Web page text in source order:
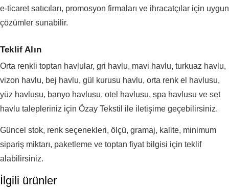
e-ticaret satıcıları, promosyon firmaları ve ihracatçılar için uygun
çözümler sunabilir.
Teklif Alın
Orta renkli toptan havlular, gri havlu, mavi havlu, turkuaz havlu,
vizon havlu, bej havlu, gül kurusu havlu, orta renk el havlusu,
yüz havlusu, banyo havlusu, otel havlusu, spa havlusu ve set
havlu talepleriniz için Özay Tekstil ile iletişime geçebilirsiniz.
Güncel stok, renk seçenekleri, ölçü, gramaj, kalite, minimum
sipariş miktarı, paketleme ve toptan fiyat bilgisi için teklif
alabilirsiniz.
İlgili ürünler